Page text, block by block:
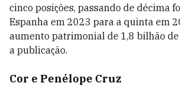
cinco posições, passando de décima
Espanha em 2023 para a quinta em
aumento patrimonial de 1,8 bilhão de
a publicação.
Cor e Penélope Cruz